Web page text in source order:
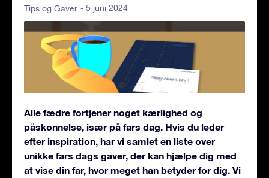
Tips og Gaver - 5 juni 2024
Alle fædre fortjener noget kærlighed og
påskønnelse, især på fars dag. Hvis du leder
efter inspiration, har vi samlet en liste over
unikke fars dags gaver, der kan hjælpe dig med
at vise din far, hvor meget han betyder for dig. Vi